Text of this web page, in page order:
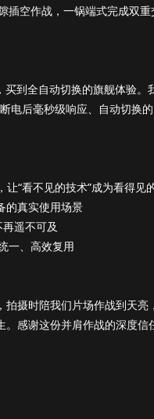
空作战，一锅端式完成双
到全自动切换的旗舰体验。
电后毫秒级响应、自动切换
“看不见的技术”成为看得见
的真实使用场景
遥不可及
一、高效复用
摄时陪我们片场作战到天亮
感谢这份并肩作战的深度信